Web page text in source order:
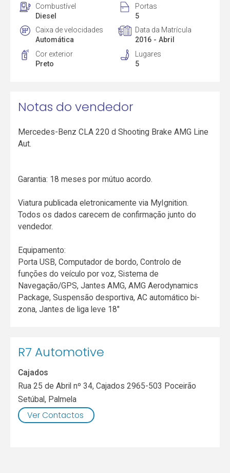
Combustível
Diesel
Portas
5
Caixa de velocidades
Automática
Data da Matrícula
2016 - Abril
Cor exterior
Preto
Lugares
5
Notas do vendedor
Mercedes-Benz CLA 220 d Shooting Brake AMG Line
Aut.
Garantia: 18 meses por mútuo acordo.
Viatura publicada eletronicamente via MyIgnition.
Todos os dados carecem de confirmação junto do
vendedor.
Equipamento:
Porta USB, Computador de bordo, Controlo de
funções do veículo por voz, Sistema de
Navegação/GPS, Jantes AMG, AMG Aerodynamics
Package, Suspensão desportiva, AC automático bi-
zona, Jantes de liga leve 18"
R7 Automotive
Cajados
Rua 25 de Abril nº 34, Cajados 2965-503 Poceirão
Setúbal, Palmela
Ver Contactos